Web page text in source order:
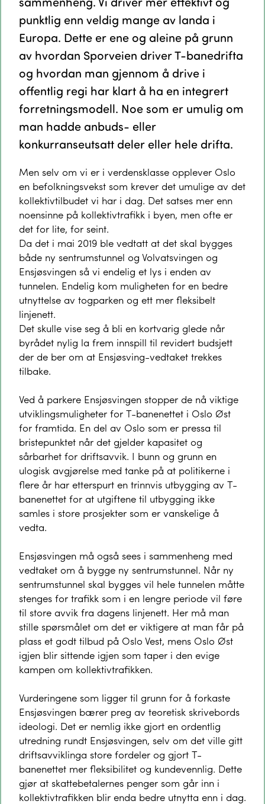
punktlig enn veldig mange av landa i
Europa. Dette er ene og aleine på grunn
av hvordan Sporveien driver T-banedrifta
og hvordan man gjennom å drive i
offentlig regi har klart å ha en integrert
forretningsmodell. Noe som er umulig om
man hadde anbuds- eller
konkurranseutsatt deler eller hele drifta.
Men selv om vi er i verdensklasse opplever Oslo
en befolkningsvekst som krever det umulige av det
kollektivtilbudet vi har i dag. Det satses mer enn
noensinne på kollektivtrafikk i byen, men ofte er
det for lite, for seint.
Da det i mai 2019 ble vedtatt at det skal bygges
både ny sentrumstunnel og Volvatsvingen og
Ensjøsvingen så vi endelig et lys i enden av
tunnelen. Endelig kom muligheten for en bedre
utnyttelse av togparken og ett mer fleksibelt
linjenett.
Det skulle vise seg å bli en kortvarig glede når
byrådet nylig la frem innspill til revidert budsjett
der de ber om at Ensjøsving-vedtaket trekkes
tilbake.
Ved å parkere Ensjøsvingen stopper de nå viktige
utviklingsmuligheter for T-banenettet i Oslo Øst
for framtida. En del av Oslo som er pressa til
bristepunktet når det gjelder kapasitet og
sårbarhet for driftsavvik. I bunn og grunn en
ulogisk avgjørelse med tanke på at politikerne i
flere år har etterspurt en trinnvis utbygging av T-
banenettet for at utgiftene til utbygging ikke
samles i store prosjekter som er vanskelige å
vedta.
Ensjøsvingen må også sees i sammenheng med
vedtaket om å bygge ny sentrumstunnel. Når ny
sentrumstunnel skal bygges vil hele tunnelen måtte
stenges for trafikk som i en lengre periode vil føre
til store avvik fra dagens linjenett. Her må man
stille spørsmålet om det er viktigere at man får på
plass et godt tilbud på Oslo Vest, mens Oslo Øst
igjen blir sittende igjen som taper i den evige
kampen om kollektivtrafikken.
Vurderingene som ligger til grunn for å forkaste
Ensjøsvingen bærer preg av teoretisk skrivebords
ideologi. Det er nemlig ikke gjort en ordentlig
utredning rundt Ensjøsvingen, selv om det ville gitt
driftsavviklinga store fordeler og gjort T-
banenettet mer fleksibilitet og kundevennlig. Dette
gjør at skattebetalernes penger som går inn i
kollektivtrafikken blir enda bedre utnytta enn i dag.